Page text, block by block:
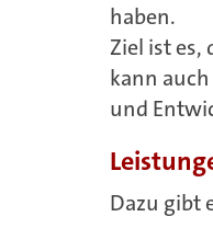
haben.
Ziel ist es,
kann
und
Dazu gibt